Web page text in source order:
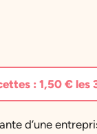
:1,50 €les
d’une